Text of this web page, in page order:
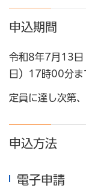
申込期間
令和8年7月13日
日）17時00分ま
定員に達し次第
申込方法
電子申請